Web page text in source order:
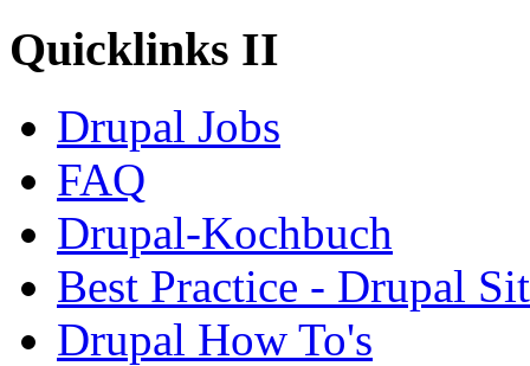
Quicklinks II
Drupal Jobs
FAQ
Drupal-Kochbuch
Best Practice - Drupal
Drupal How To's